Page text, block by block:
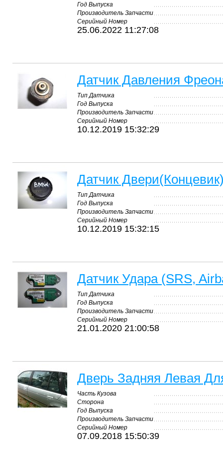
Год Выпуска
Производитель Запчасти
Серийный Номер
25.06.2022 11:27:08
Датчик Давления
Тип Датчика
Год Выпуска
Производитель Запчасти
Серийный Номер
10.12.2019 15:32:29
Датчик
Тип Датчика
Год Выпуска
Производитель Запчасти
Серийный Номер
10.12.2019 15:32:15
Датчик Удара (SRS,
Тип Датчика
Год Выпуска
Производитель Запчасти
Серийный Номер
21.01.2020 21:00:58
Дверь Задняя Левая
Часть Кузова
Сторона
Год Выпуска
Производитель Запчасти
Серийный Номер
07.09.2018 15:50:39